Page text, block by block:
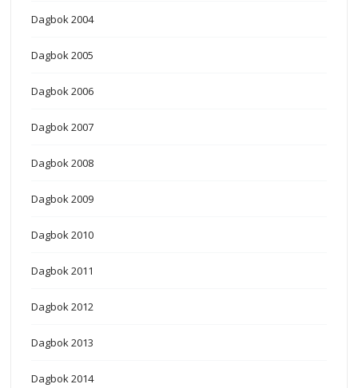
Dagbok 2004
Dagbok 2005
Dagbok 2006
Dagbok 2007
Dagbok 2008
Dagbok 2009
Dagbok 2010
Dagbok 2011
Dagbok 2012
Dagbok 2013
Dagbok 2014